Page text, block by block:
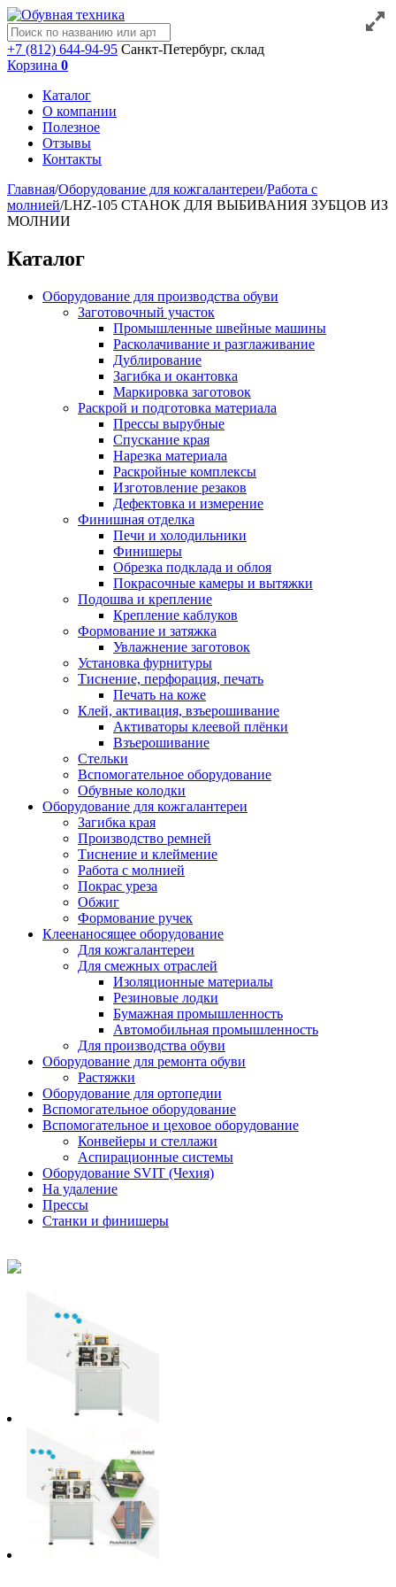
+7 (812) 644-94-95 Санкт-Петербург, склад
Корзина 0
Каталог
О компании
Полезное
Отзывы
Контакты
Главная/Оборудование для кожгалантереи/Работа с
молнией/LHZ-105 СТАНОК ДЛЯ ВЫБИВАНИЯ ЗУБЦОВ ИЗ
МОЛНИИ
Каталог
Оборудование для производства обуви
Заготовочный участок
Промышленные швейные машины
Расколачивание и разглаживание
Дублирование
Загибка и окантовка
Маркировка заготовок
Раскрой и подготовка материала
Прессы вырубные
Спускание края
Нарезка материала
Раскройные комплексы
Изготовление резаков
Дефектовка и измерение
Финишная отделка
Печи и холодильники
Финишеры
Обрезка подклада и облоя
Покрасочные камеры и вытяжки
Подошва и крепление
Крепление каблуков
Формование и затяжка
Увлажнение заготовок
Установка фурнитуры
Тиснение, перфорация, печать
Печать на коже
Клей, активация, взъерошивание
Активаторы клеевой плёнки
Взъерошивание
Стельки
Вспомогательное оборудование
Обувные колодки
Оборудование для кожгалантереи
Загибка края
Производство ремней
Тиснение и клеймение
Работа с молнией
Покрас уреза
Обжиг
Формование ручек
Клеенаносящее оборудование
Для кожгалантереи
Для смежных отраслей
Изоляционные материалы
Резиновые лодки
Бумажная промышленность
Автомобильная промышленность
Для производства обуви
Оборудование для ремонта обуви
Растяжки
Оборудование для ортопедии
Вспомогательное оборудование
Вспомогательное и цеховое оборудование
Конвейеры и стеллажи
Аспирационные системы
Оборудование SVIT (Чехия)
На удаление
Прессы
Станки и финишеры